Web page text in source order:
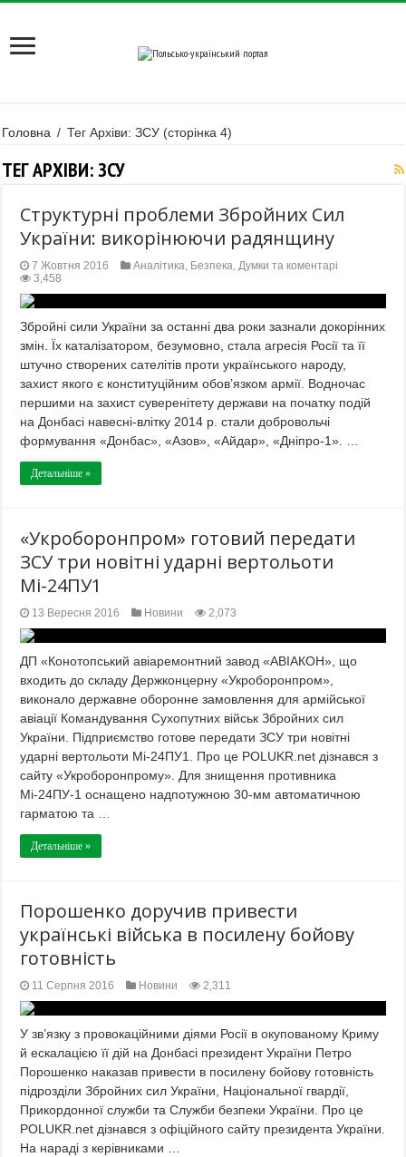
Головна / Тег Архіви: ЗСУ (сторінка 4)
ТЕГ АРХІВИ:ЗСУ
Структурні проблеми Збройних Сил
України: викорінюючи радянщину
7 Жовтня 2016 Аналітика, Безпека,Думки та коментарі
3,458
Збройні сили України за останні два роки зазнали докорінних
змін. Їх каталізатором, безумовно, стала агресія Росії та її
штучно створених сателітів проти українського народу,
захист якого є конституційним обов’язком армії. Водночас
першими на захист суверенітету держави на початку подій
на Донбасі навесні-влітку 2014 р. стали добровольчі
формування «Донбас», «Азов», «Айдар», «Дніпро-1». …
Детальніше »
«Укроборонпром» готовий передати
ЗСУ три новітні ударні вертольоти
Мі-24ПУ1
13 Вересня 2016 Новини 2,073
ДП «Конотопський авіаремонтний завод «АВІАКОН», що
входить до складу Держконцерну «Укроборонпром»,
виконало державне оборонне замовлення для армійської
авіації Командування Сухопутних військ Збройних сил
України. Підприємство готове передати ЗСУ три новітні
ударні вертольоти Мі-24ПУ1. Про це POLUKR.net дізнався з
сайту «Укроборонпрому». Для знищення противника
Мі-24ПУ-1 оснащено надпотужною 30-мм автоматичною
гарматою та …
Детальніше »
Порошенко доручив привести
українські війська в посилену бойову
готовність
11 Серпня 2016 Новини 2,311
У зв’язку з провокаційними діями Росії в окупованому Криму
й ескалацією її дій на Донбасі президент України Петро
Порошенко наказав привести в посилену бойову готовність
підрозділи Збройних сил України, Національної гвардії,
Прикордонної служби та Служби безпеки України. Про це
POLUKR.net дізнався з офіційного сайту президента України.
На нараді з керівниками …